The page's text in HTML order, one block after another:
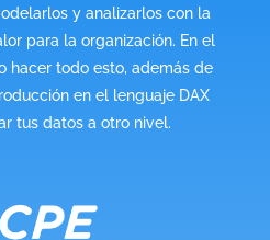
y analizarlos con la
para la organización. En el
hacer todo esto, además de
en el lenguaje DAX
tus datos a otro nivel.